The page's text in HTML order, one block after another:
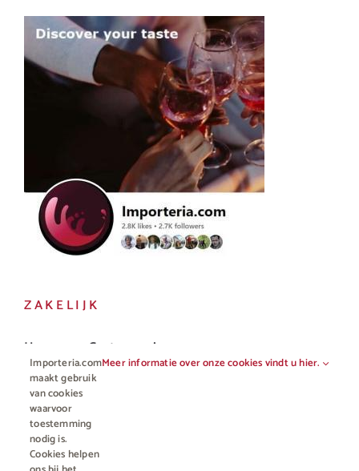
ZAKELIJK
Horeca en Gastronomie
Vakhandel
Importeria.com
maakt gebruik
van cookies
waarvoor
toestemming
nodig is.
Cookies helpen
Meer informatie over onze cookies vindt u hier.